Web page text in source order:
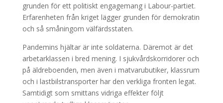
grunden för ett politiskt engagemang i Labour-partiet.
Erfarenheten från kriget lägger grunden för demokratin
och så småningom välfärdsstaten.
Pandemins hjältar är inte soldaterna. Däremot är det
arbetarklassen i bred mening. I sjukvårdskorridorer och
på äldreboenden, men även i matvarubutiker, klassrum
och i lastbilstransporter har den verkliga fronten legat.
Samtidigt som smittans vidriga effekter följt